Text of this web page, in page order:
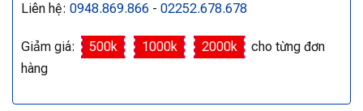
Liên hệ: 0948.869.866 - 02252.678.678
Giảm giá: 500k 1000k 2000k
cho từng đơn
hàng